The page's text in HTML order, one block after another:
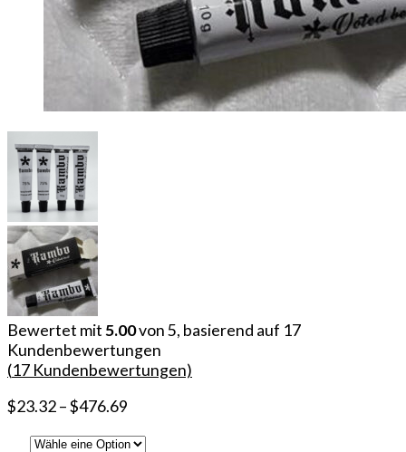
Bewertet mit5.00von 5, basierend auf 17
Kundenbewertungen
(17 Kundenbewertungen)
$23.32–$476.69